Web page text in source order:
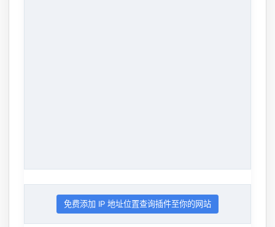
免费添加 IP 地址位置查询插件至你的网站